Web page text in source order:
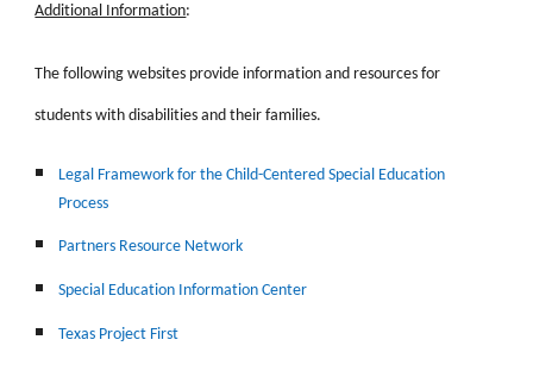
Additional Information:
The following websites provide information and resources for
students with disabilities and their families.
Legal Framework for the Child-Centered Special Education
Process
Partners Resource Network
Special Education Information Center
Texas Project First